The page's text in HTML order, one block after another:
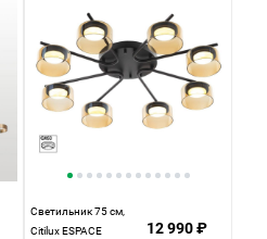
Светильник 75 см,
Citilux ESPACE
12 990 ₽